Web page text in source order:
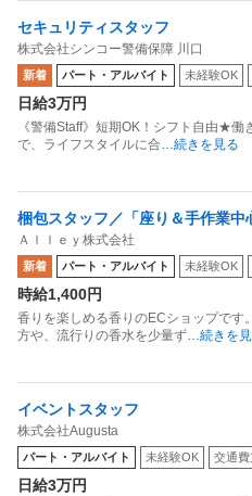
セキュリティスタッフ
株式会社シンコー警備保障 川口
新着 パート・アルバイト 未経験OK
日給3万円
《警備Staff》短期OK！シフト自由★働
で、ライフスタイルに合…続きを見る
梱包スタッフ／「座り＆手作業
副業OK 週1日からOK 1日1時間か
Ａｌｌｅｙ株式会社
新着 パート・アルバイト 未経験OK
時給1,400円
香りを楽しめる香りのECショップです
方や、流行りの香水を少量ず…続きを
イベントスタッフ
株式会社Augusta
パート・アルバイト 未経験OK 交通費
日給3万円